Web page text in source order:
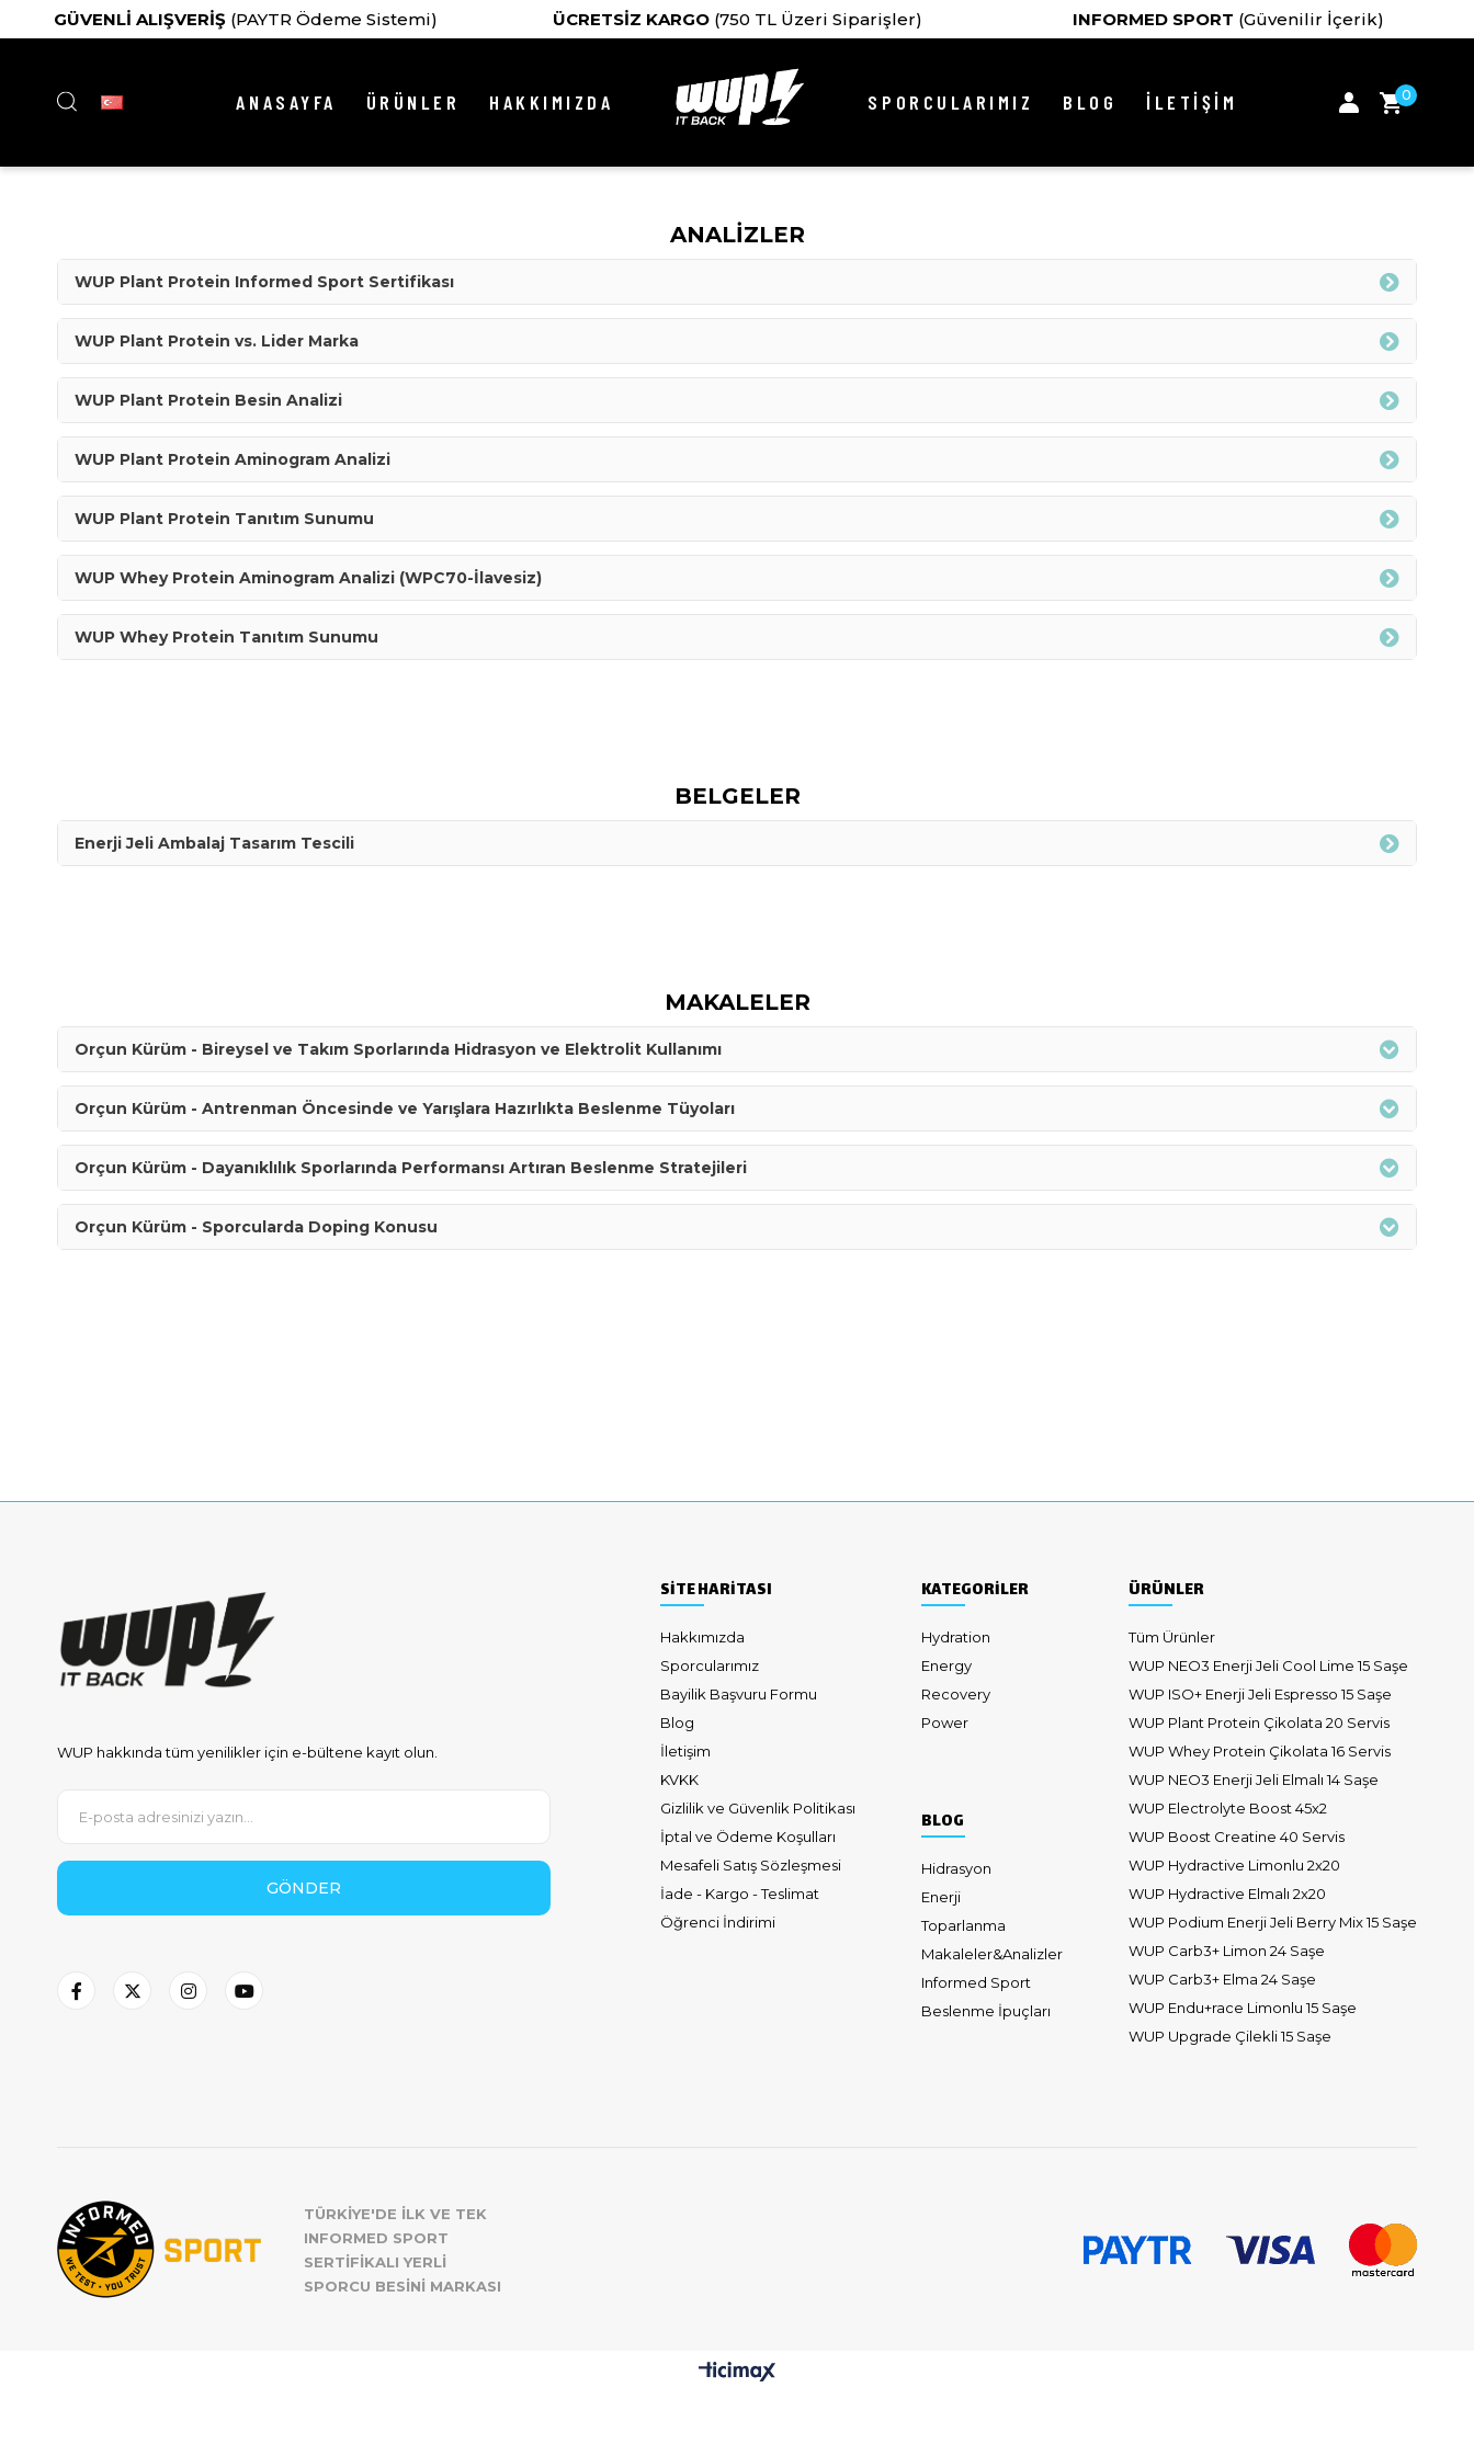
GÜVENLİ ALIŞVERİŞ (PAYTR Ödeme Sistemi) ÜCRETSİZ KARGO(750 TL Üzeri Siparişler) INFORMED SPORT (Güvenilir İçerik)
0
ANASAYFA ÜRÜNLER HAKKIMIZDA SPORCULARIMIZ BLOG İLETİŞİM
ANALİZLER
WUP Plant Protein Informed Sport Sertifikası
WUP Plant Protein vs. Lider Marka
WUP Plant Protein Besin Analizi
WUP Plant Protein Aminogram Analizi
WUP Plant Protein Tanıtım Sunumu
WUP Whey Protein Aminogram Analizi (WPC70-İlavesiz)
WUP Whey Protein Tanıtım Sunumu
BELGELER
Enerji Jeli Ambalaj Tasarım Tescili
MAKALELER
Orçun Kürüm - Bireysel ve Takım Sporlarında Hidrasyon ve Elektrolit Kullanımı
Orçun Kürüm - Antrenman Öncesinde ve Yarışlara Hazırlıkta Beslenme Tüyoları
Orçun Kürüm - Dayanıklılık Sporlarında Performansı Artıran Beslenme Stratejileri
Orçun Kürüm - Sporcularda Doping Konusu
WUP hakkında tüm yenilikler için e-bültene kayıt olun.
GÖNDER
SİTE HARİTASI
Hakkımızda
Sporcularımız
Bayilik Başvuru Formu
Blog
İletişim
KVKK
Gizlilik ve Güvenlik Politikası
İptal ve Ödeme Koşulları
Mesafeli Satış Sözleşmesi
İade - Kargo - Teslimat
Öğrenci İndirimi
KATEGORİLER
Hydration
Energy
Recovery
Power
BLOG
Hidrasyon
Enerji
Toparlanma
Makaleler&Analizler
Informed Sport
Beslenme İpuçları
ÜRÜNLER
Tüm Ürünler
WUP NEO3 Enerji Jeli Cool Lime 15 Saşe
WUP ISO+ Enerji Jeli Espresso 15 Saşe
WUP Plant Protein Çikolata 20 Servis
WUP Whey Protein Çikolata 16 Servis
WUP NEO3 Enerji Jeli Elmalı 14 Saşe
WUP Electrolyte Boost 45x2
WUP Boost Creatine 40 Servis
WUP Hydractive Limonlu 2x20
WUP Hydractive Elmalı 2x20
WUP Podium Enerji Jeli Berry Mix 15 Saşe
WUP Carb3+ Limon 24 Saşe
WUP Carb3+ Elma 24 Saşe
WUP Endu+race Limonlu 15 Saşe
WUP Upgrade Çilekli 15 Saşe
TÜRKİYE'DE İLK VE TEK
INFORMED SPORT
SERTİFİKALI YERLİ
SPORCU BESİNİ MARKASI